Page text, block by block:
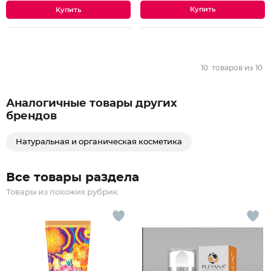
10 товаров из 10
Аналогичные товары других
брендов
Натуральная и органическая косметика
Все товары раздела
Товары из похожих рубрик